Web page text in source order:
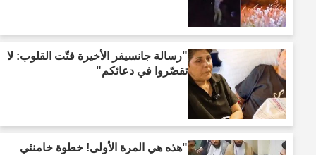
"رسالة جانسيفر الأخيرة فتّت القلوب: لا
تقصّروا في دعائكم"
"هذه هي المرة الأولى! خطوة خامنئي